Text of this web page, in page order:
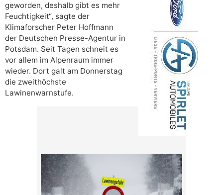
geworden, deshalb gibt es mehr
Feuchtigkeit“, sagte der
Klimaforscher Peter Hoffmann
der Deutschen Presse-Agentur in
Potsdam. Seit Tagen schneit es
vor allem im Alpenraum immer
wieder. Dort galt am Donnerstag
die zweithöchste
Lawinenwarnstufe.